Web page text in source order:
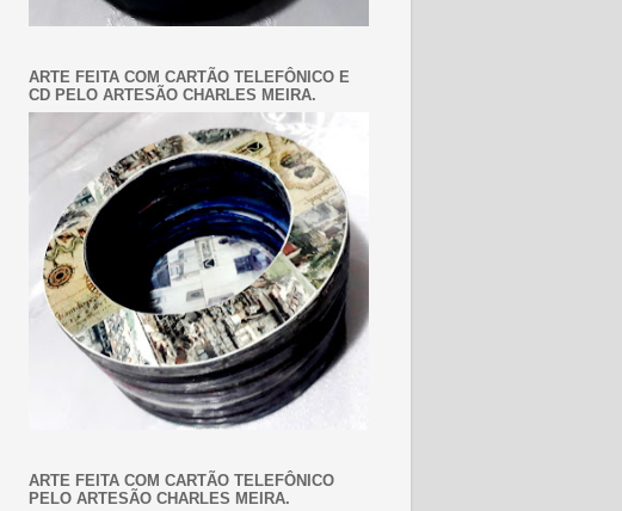
ARTE FEITA COM CARTÃO TELEFÔNICO E
CD PELO ARTESÃO CHARLES MEIRA.
ARTE FEITA COM CARTÃO TELEFÔNICO
PELO ARTESÃO CHARLES MEIRA.